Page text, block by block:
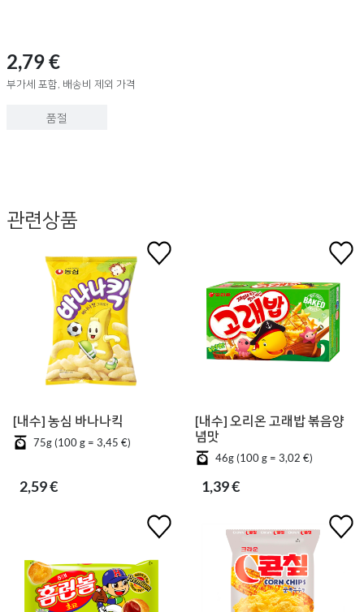
2,79 €
부가세 포함, 배송비 제외 가격
품절
관련상품
[내수] 농심 바나나킥
75g (100 g = 3,45 €)
2,59 €
[내수] 오리온 고래밥 볶음양
념맛
46g (100 g = 3,02 €)
1,39 €